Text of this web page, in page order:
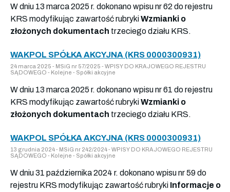
W dniu 13 marca 2025 r. dokonano wpisu nr 62 do rejestru
KRS modyfikując zawartość rubrykiWzmianki o
złożonych dokumentach trzeciego działu KRS.
WAKPOL SPÓŁKA AKCYJNA (KRS 0000300931)
24 marca 2025 - MSiG nr 57/2025 - WPISY DO KRAJOWEGO REJESTRU
SĄDOWEGO - Kolejne - Spółki akcyjne
W dniu 13 marca 2025 r. dokonano wpisu nr 61 do rejestru
KRS modyfikując zawartość rubrykiWzmianki o
złożonych dokumentach trzeciego działu KRS.
WAKPOL SPÓŁKA AKCYJNA (KRS 0000300931)
13 grudnia 2024 - MSiG nr 242/2024 - WPISY DO KRAJOWEGO REJESTRU
SĄDOWEGO - Kolejne - Spółki akcyjne
W dniu 31 października 2024 r. dokonano wpisu nr 59 do
rejestru KRS modyfikując zawartość rubryki Informacje o